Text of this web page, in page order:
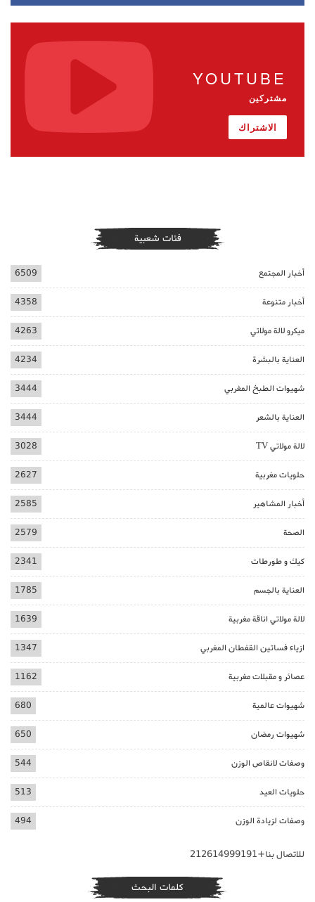
YOUTUBE
مشتركين
الاشتراك
فئات شعبية
أخبار المجتمع 6509
أخبار متنوعة 4358
ميكرو لالة مولاتي 4263
العناية بالبشرة 4234
شهيوات الطبخ المغربي 3444
العناية بالشعر 3444
لالة مولاتي TV 3028
حلويات مغربية 2627
أخبار المشاهير 2585
الصحة 2579
كيك و طورطات 2341
العناية بالجسم 1785
لالة مولاتي اناقة مغربية 1639
ازياء فساتين القفطان المغربي 1347
عصائر و مقبلات مغربية 1162
شهيوات عالمية 680
شهيوات رمضان 650
وصفات لانقاص الوزن 544
حلويات العيد 513
وصفات لزيادة الوزن 494
للاتصال بنا+212614999191
كلمات البحث